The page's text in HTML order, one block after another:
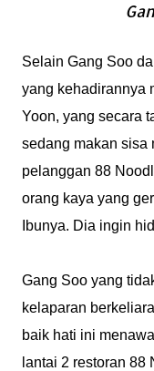
Selain Gang Soo
yang kehadirannya
Yoon, yang secara
sedang makan sisa
pelanggan 88
orang kaya yang
Ibunya. Dia ingin
Gang Soo yang
kelaparan
baik hati ini
lantai 2 restoran 88